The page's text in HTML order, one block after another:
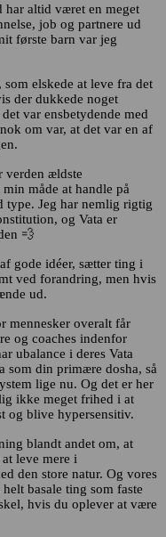
har altid været en meget
job og partnere ud
første barn var jeg
elskede at leve fra det
der dukkede noget
var ensbetydende med
om var, at det var en af
verden ældste
måde at handle på
type. Jeg har nemlig rigtig
og Vata er
💨
gode idéer, sætter ting i
ved forandring, men hvis
ud.
mennesker overalt får
og coaches indenfor
ubalance i deres Vata
som din primære dosha, så
lige nu. Og det er her
ikke meget frihed i at
og blive hypersensitiv.
blandt andet om, at
leve mere i
den store natur. Og vores
basale ting som faste
hvis du oplever at være